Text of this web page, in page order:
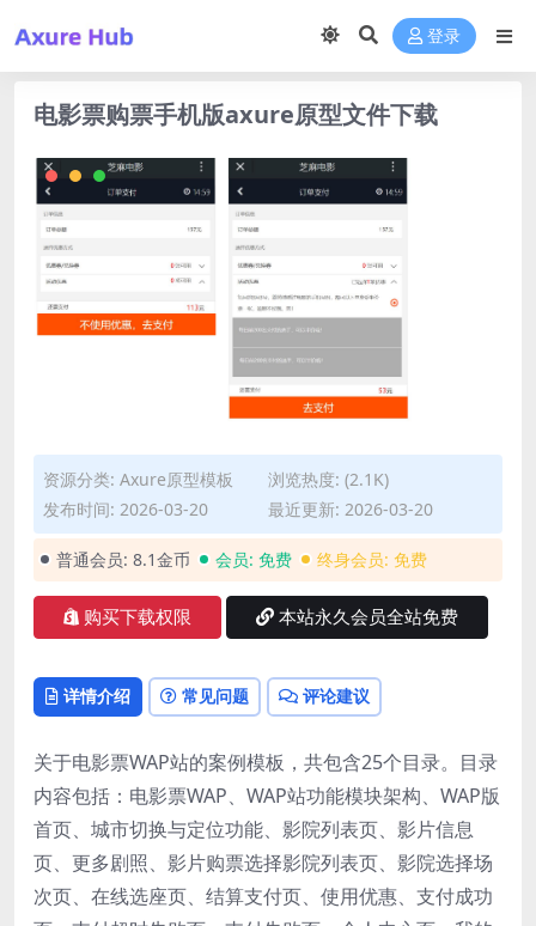
登录
电影票购票手机版axure原型文件下载
资源分类: Axure原型模板
浏览热度: (2.1K)
发布时间: 2026-03-20
最近更新: 2026-03-20
普通会员: 8.1金币 会员: 免费 终身会员: 免费
购买下载权限 本站永久会员全站免费
详情介绍 常见问题 评论建议
关于电影票WAP站的案例模板，共包含25个目录。目录
内容包括：电影票WAP、WAP站功能模块架构、WAP版
首页、城市切换与定位功能、影院列表页、影片信息
页、更多剧照、影片购票选择影院列表页、影院选择场
次页、在线选座页、结算支付页、使用优惠、支付成功